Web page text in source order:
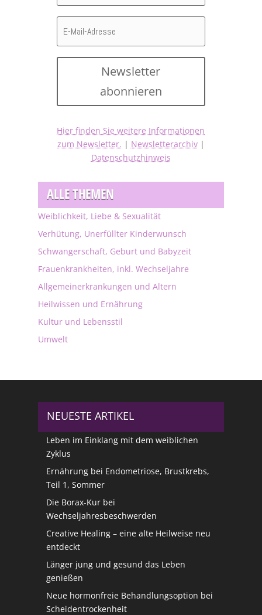
Newsletter
abonnieren
Hier finden Sie weitere Informationen
zum Newsletter. | Newsletterarchiv|
Datenschutzhinweis
ALLE THEMEN
Weiblichkeit, Liebe & Sexualität
Verhütung, Unerfüllter Kinderwunsch
Schwangerschaft, Geburt und Babyzeit
Frauenkrankheiten, inkl. Wechseljahre
Allgemeinerkrankungen und Altern
Heilwissen und Ernährung
Kultur und Lebensstil
Umwelt
NEUESTE ARTIKEL
Leben im Einklang mit dem weiblichen
Zyklus
Ernährung bei Endometriose, Brustkrebs,
Teil 1, Sommer
Die Borax-Kur bei
Wechseljahresbeschwerden
Creative Healing – eine alte Heilweise neu
entdeckt
Länger jung und gesund das Leben
genießen
Neue hormonfreie Behandlungsoption bei
Scheidentrockenheit